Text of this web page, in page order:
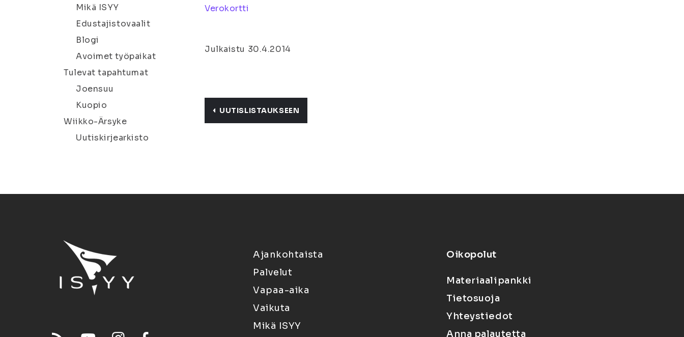
Mikä ISYY
Edustajistovaalit
Blogi
Avoimet työpaikat
Tulevat tapahtumat
Joensuu
Kuopio
Wiikko-Ärsyke
Uutiskirjearkisto
Verokortti
Julkaistu 30.4.2014
UUTISLISTAUKSEEN
Ajankohtaista
Palvelut
Vapaa-aika
Vaikuta
Mikä ISYY
Oikopolut
Materiaalipankki
Tietosuoja
Yhteystiedot
Anna palautetta